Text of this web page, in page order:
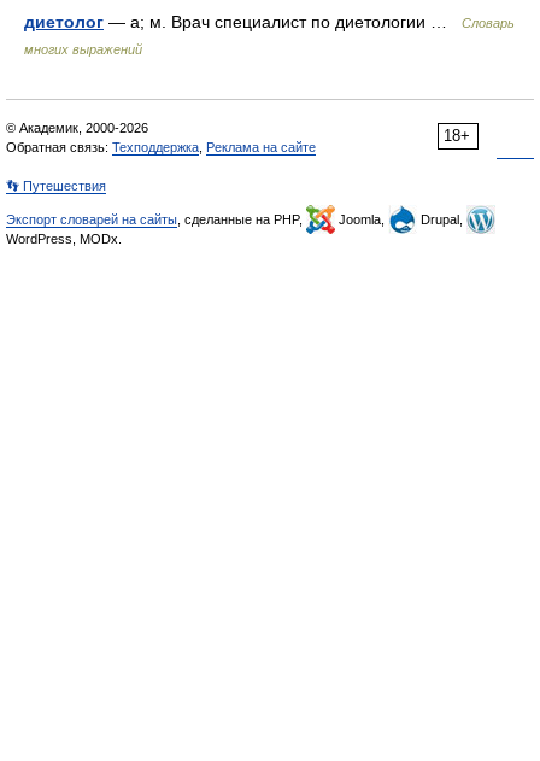
диетолог — а; м. Врач специалист по диетологии …
Словарь
многих выражений
18+
© Академик, 2000-2026
Обратная связь: Техподдержка Реклама на сайте
👣 Путешествия
Экспорт словарей на сайты , сделанные на PHP, Joomla,
Drupal,
WordPress, MODx.